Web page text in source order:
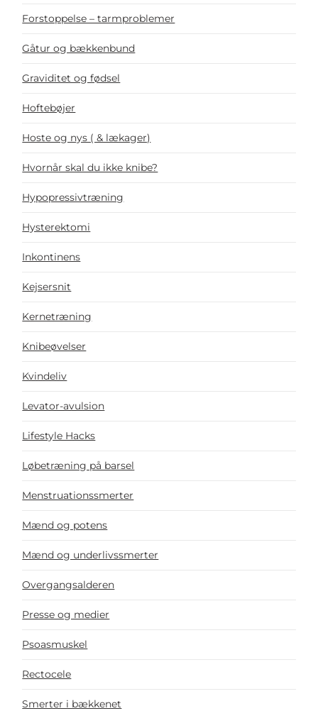
Forstoppelse – tarmproblemer
Gåtur og bækkenbund
Graviditet og fødsel
Hoftebøjer
Hoste og nys ( & lækager)
Hvornår skal du ikke knibe?
Hypopressivtræning
Hysterektomi
Inkontinens
Kejsersnit
Kernetræning
Knibeøvelser
Kvindeliv
Levator-avulsion
Lifestyle Hacks
Løbetræning på barsel
Menstruationssmerter
Mænd og potens
Mænd og underlivssmerter
Overgangsalderen
Presse og medier
Psoasmuskel
Rectocele
Smerter i bækkenet